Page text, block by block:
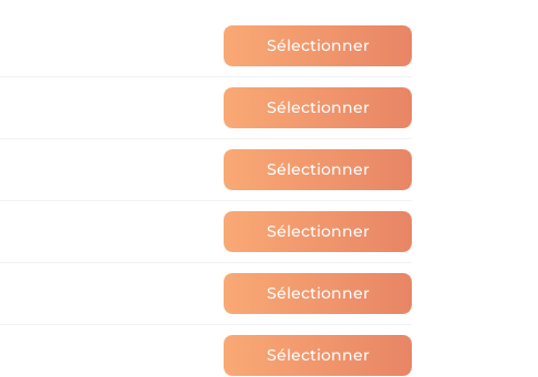
Sélectionner
Sélectionner
Sélectionner
Sélectionner
Sélectionner
Sélectionner